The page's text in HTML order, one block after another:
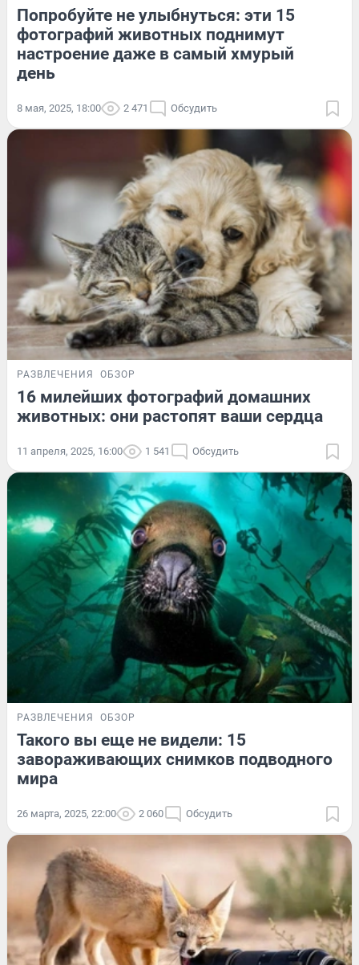
Попробуйте не улыбнуться: эти 15
фотографий животных поднимут
настроение даже в самый хмурый
день
8 мая, 2025, 18:00 2 471 Обсудить
РАЗВЛЕЧЕНИЯ ОБЗОР
16 милейших фотографий домашних
животных: они растопят ваши сердца
11 апреля, 2025, 16:00 1 541 Обсудить
РАЗВЛЕЧЕНИЯ ОБЗОР
Такого вы еще не видели: 15
завораживающих снимков подводного
мира
26 марта, 2025, 22:00 2 060 Обсудить